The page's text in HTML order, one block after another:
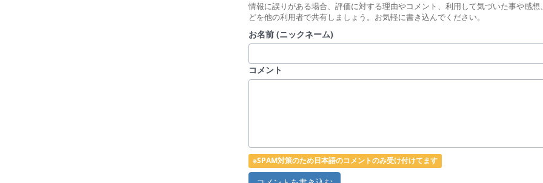
情報に誤りがある場合、評価に対する理由やコメント、利用して気づいた事や感想
どを他の利用者で共有しましょう。お気軽に書き込んでください。
お名前 (ニックネーム)
コメント
※SPAM対策のため日本語のコメントのみ受け付けてます